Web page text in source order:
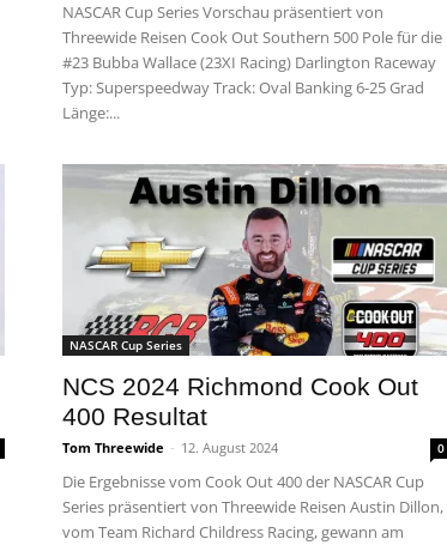
NASCAR Cup Series Vorschau präsentiert von
Threewide Reisen Cook Out Southern 500 Pole für die
#23 Bubba Wallace (23XI Racing) Darlington Raceway
Typ: Superspeedway Track: Oval Banking 6-25 Grad
Länge:...
NASCAR Cup Series
NCS 2024 Richmond Cook Out
400 Resultat
Tom Threewide - 12. August 2024 0
Die Ergebnisse vom Cook Out 400 der NASCAR Cup
Series präsentiert von Threewide Reisen Austin Dillon,
vom Team Richard Childress Racing, gewann am